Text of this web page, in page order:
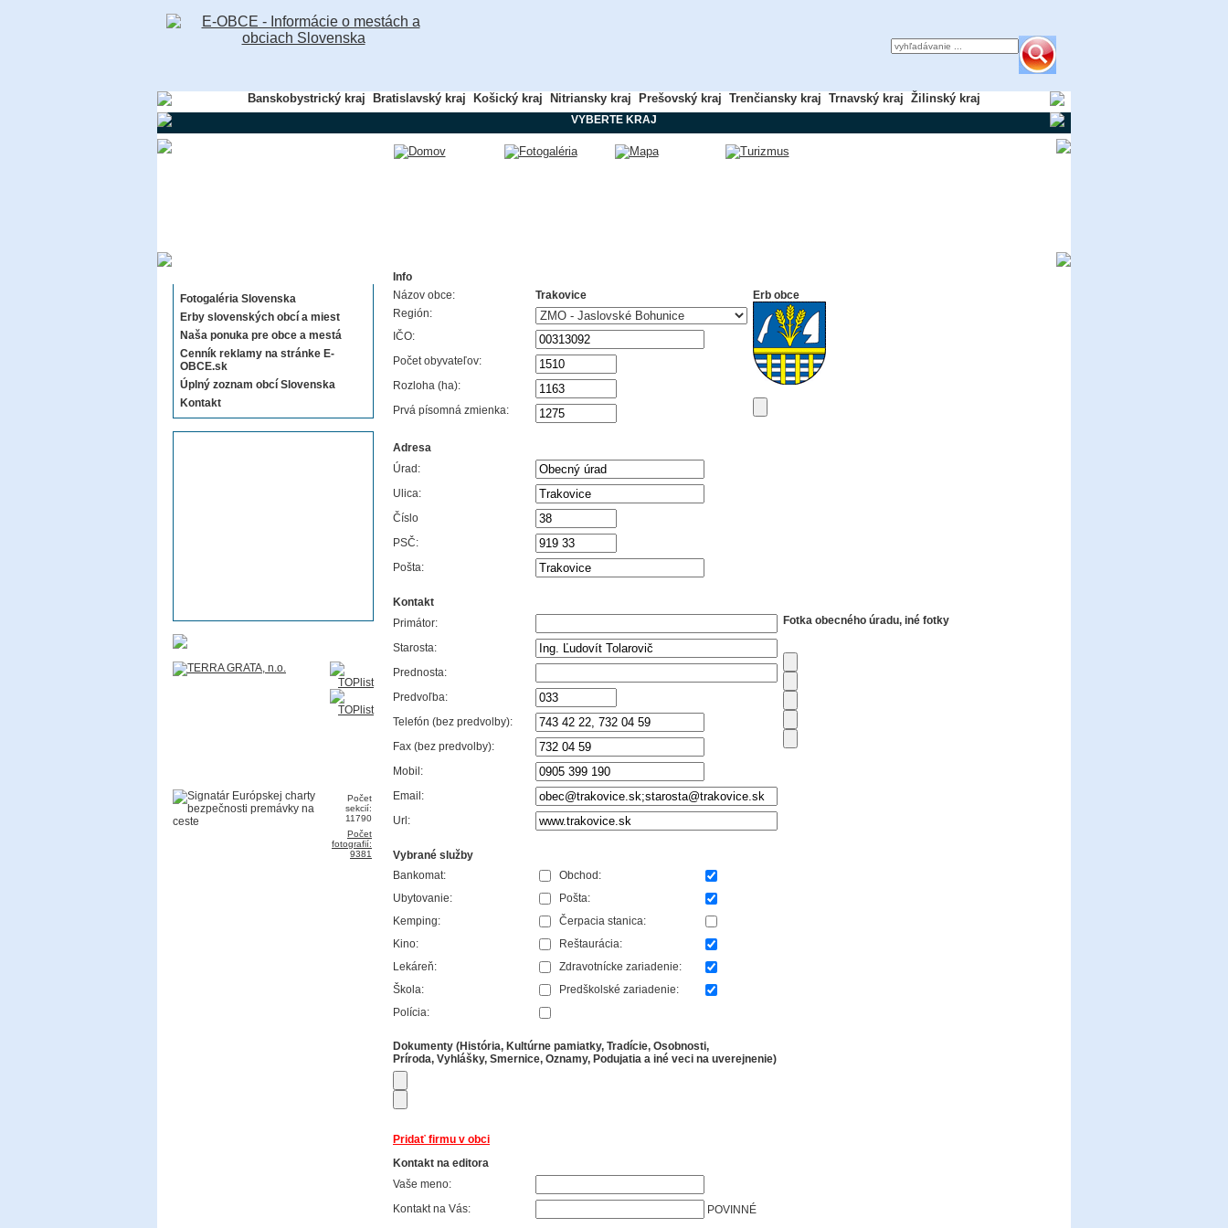
Banskobystrický kraj Bratislavský kraj Košický kraj Nitriansky kraj Prešovský kraj Trenčiansky kraj Trnavský kraj Žilinský kraj
VYBERTE KRAJ
Fotogaléria Slovenska
Erby slovenských obcí a miest
Naša ponuka pre obce a mestá
Cenník reklamy na stránke E-
OBCE.sk
Úplný zoznam obcí Slovenska
Kontakt
Počet
sekcií:
11790
Počet
fotografií:
9381
Info
Názov obce:
Trakovice
Erb obce
Región:
IČO:
Počet obyvateľov:
Rozloha (ha):
Prvá písomná zmienka:
Adresa
Úrad:
Ulica:
Číslo
PSČ:
Pošta:
Kontakt
Primátor:
Fotka obecného úradu, iné fotky
Starosta:
Prednosta:
Predvoľba:
Telefón (bez predvolby):
Fax (bez predvolby):
Mobil:
Email:
Url:
Vybrané služby
Bankomat:
Obchod:
Ubytovanie:
Pošta:
Kemping:
Čerpacia stanica:
Kino:
Reštaurácia:
Lekáreň:
Zdravotnícke zariadenie:
Škola:
Predškolské zariadenie:
Polícia:
Dokumenty (História, Kultúrne pamiatky, Tradície, Osobnosti,
Príroda, Vyhlášky, Smernice, Oznamy, Podujatia a iné veci na uverejnenie)
Pridať firmu v obci
Kontakt na editora
Vaše meno:
Kontakt na Vás:
POVINNÉ